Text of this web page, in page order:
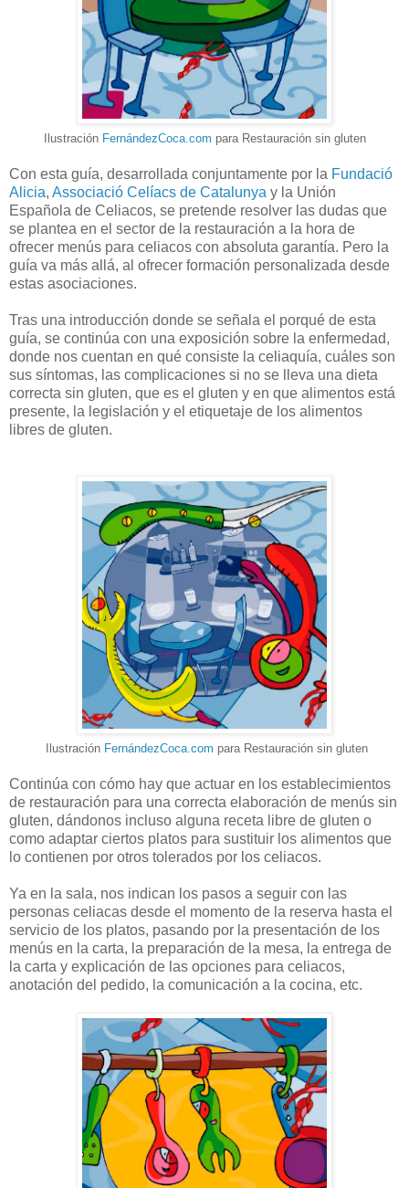
Ilustración FernándezCoca.com para Restauración sin gluten
Con esta guía, desarrollada conjuntamente por la Fundació
Alicia, Associació Celíacs de Catalunya y la Unión
Española de Celiacos, se pretende resolver las dudas que
se plantea en el sector de la restauración a la hora de
ofrecer menús para celiacos con absoluta garantía. Pero la
guía va más allá, al ofrecer formación personalizada desde
estas asociaciones.
Tras una introducción donde se señala el porqué de esta
guía, se continúa con una exposición sobre la enfermedad,
donde nos cuentan en qué consiste la celiaquía, cuáles son
sus síntomas, las complicaciones si no se lleva una dieta
correcta sin gluten, que es el gluten y en que alimentos está
presente, la legislación y el etiquetaje de los alimentos
libres de gluten.
Ilustración FernándezCoca.com para Restauración sin gluten
Continúa con cómo hay que actuar en los establecimientos
de restauración para una correcta elaboración de menús sin
gluten, dándonos incluso alguna receta libre de gluten o
como adaptar ciertos platos para sustituir los alimentos que
lo contienen por otros tolerados por los celiacos.
Ya en la sala, nos indican los pasos a seguir con las
personas celiacas desde el momento de la reserva hasta el
servicio de los platos, pasando por la presentación de los
menús en la carta, la preparación de la mesa, la entrega de
la carta y explicación de las opciones para celiacos,
anotación del pedido, la comunicación a la cocina, etc.